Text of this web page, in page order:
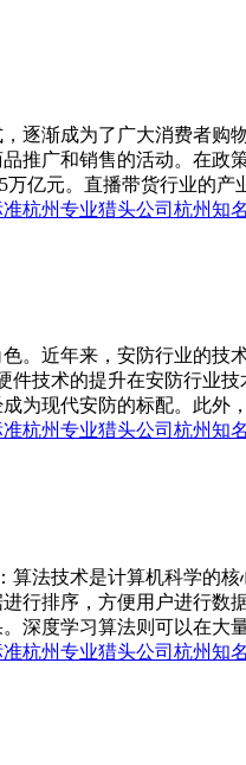
逐渐成为了广大消费者
广和销售的活动。在政
亿元。直播带货行业的
准杭州专业猎头公司 杭州知
。近年来，安防行业的
技术的提升在安防行业
现代安防的标配。此外
准杭州专业猎头公司 杭州知
法技术是计算机科学的
行排序，方便用户进行
度学习算法则可以在大
准杭州专业猎头公司 杭州知